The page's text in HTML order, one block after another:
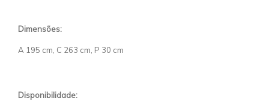
Dimensões:
A 195 cm, C 263 cm, P 30 cm
Disponibilidade: